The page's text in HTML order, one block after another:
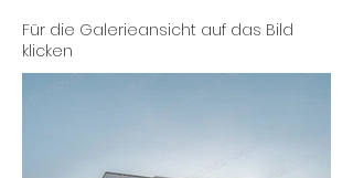
Für die Galerieansicht auf das Bild
klicken